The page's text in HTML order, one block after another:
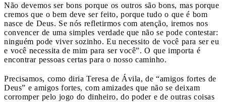
Não devemos ser bons porque os outros são bons, mas porque
cremos que o bem deve ser feito, porque tudo o que é bom
nasce de Deus. Se nós refletirmos com atenção, iremos nos
convencer de uma simples verdade que não se pode contestar:
ninguém pode viver sozinho. Eu necessito de você para ser eu
e você necessita de mim para ser você”. O que importa é
encontrar pessoas certas para o nosso caminho.
Precisamos, como diria Teresa de Ávila, de “amigos fortes de
Deus” e amigos fortes, com amizades que não se deixam
corromper pelo jogo do dinheiro, do poder e de outras coisas